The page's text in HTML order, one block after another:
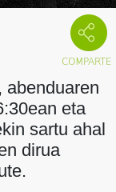
abenduaren
eta
sartu ahal
dirua